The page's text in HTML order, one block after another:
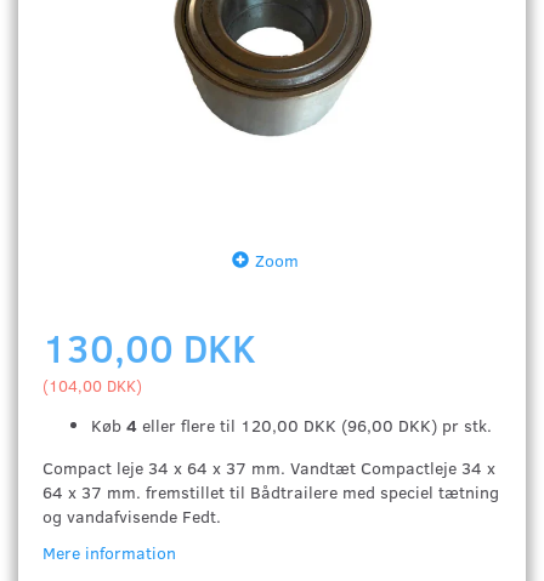
Zoom
130,00 DKK
(104,00 DKK)
Køb 4 eller flere til 120,00 DKK (96,00 DKK) pr stk.
Compact leje 34 x 64 x 37 mm. Vandtæt Compactleje 34 x
64 x 37 mm. fremstillet til Bådtrailere med speciel tætning
og vandafvisende Fedt.
Mere information